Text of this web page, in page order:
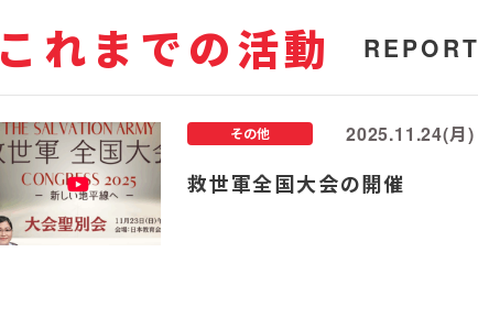
これまでの活動 REPORT
救世軍全国大会の開催
その他 2025.11.24(月)